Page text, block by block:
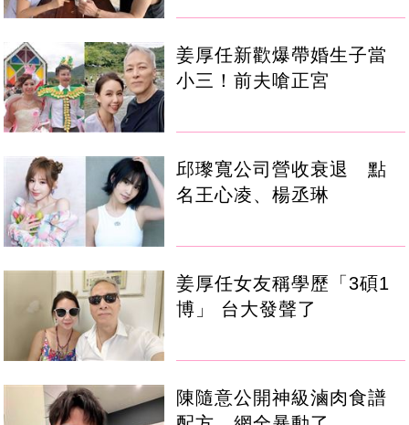
姜厚任新歡爆帶婚生子當
小三！前夫嗆正宮
邱瓈寬公司營收衰退 點
名王心凌、楊丞琳
姜厚任女友稱學歷「3碩1
博」 台大發聲了
陳隨意公開神級滷肉食譜